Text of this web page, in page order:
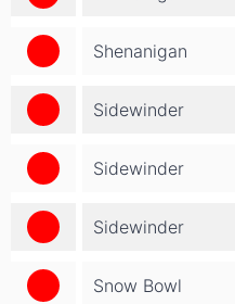
Shenanigan
Sidewinder
Sidewinder
Sidewinder
Snow Bowl